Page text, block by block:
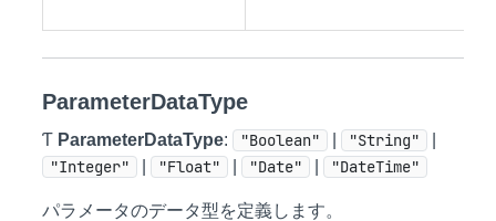
ParameterDataType
Ƭ ParameterDataType: "Boolean" "String"
"Integer" "Float" "Date" "DateTime"
パラメータのデータ型を定義します。